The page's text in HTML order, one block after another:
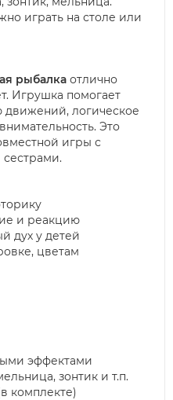
играть на столе или
рыбалка отлично
Игрушка помогает
логическое
Это
игры с
и реакцию
дух у детей
цветам
эффектами
зонтик и т.п.
комплекте)